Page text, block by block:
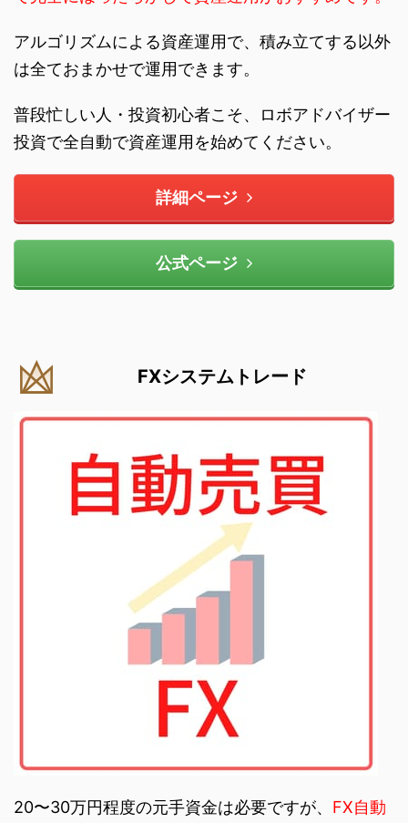
アルゴリズムによる資産運用で、積み立てする以外
は全ておまかせで運用できます。
普段忙しい人・投資初心者こそ、ロボアドバイザー
投資で全自動で資産運用を始めてください。
詳細ページ
公式ページ
FXシステムトレード
20〜30万円程度の元手資金は必要ですが、 FX自動